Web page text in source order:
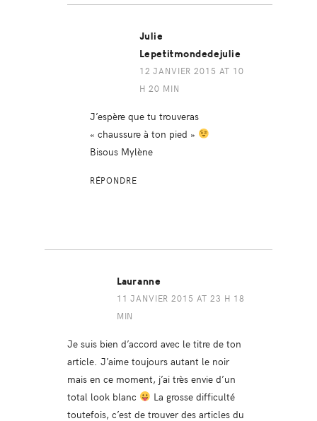
Julie
Lepetitmondedejulie
12 JANVIER 2015 AT 10
H 20 MIN
J’espère que tu trouveras
« chaussure à ton pied »
Bisous Mylène
RÉPONDRE
Lauranne
11 JANVIER 2015 AT 23 H 18
MIN
Je suis bien d’accord avec le titre de ton
article. J’aime toujours autant le noir
mais en ce moment, j’ai très envie d’un
total look blanc
La grosse difficulté
toutefois, c’est de trouver des articles du